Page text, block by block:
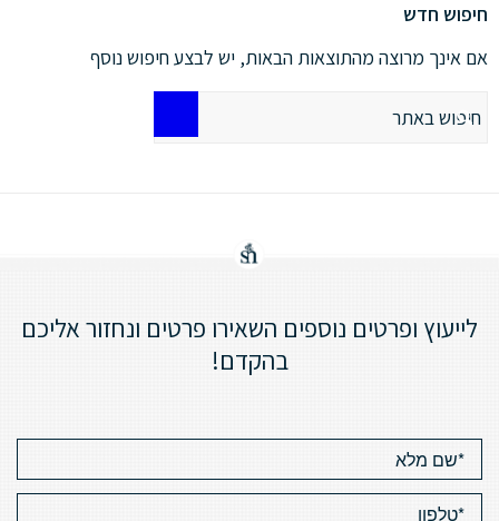
חיפוש חדש
אם אינך מרוצה מהתוצאות הבאות, יש לבצע חיפוש נוסף
לייעוץ ופרטים נוספים השאירו פרטים ונחזור אליכם
בהקדם!